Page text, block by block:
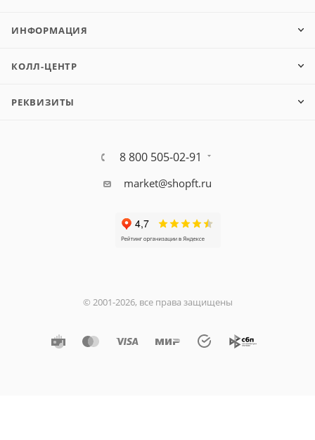
ИНФОРМАЦИЯ
КОЛЛ-ЦЕНТР
РЕКВИЗИТЫ
8 800 505-02-91
market@shopft.ru
© 2001-2026, все права защищены